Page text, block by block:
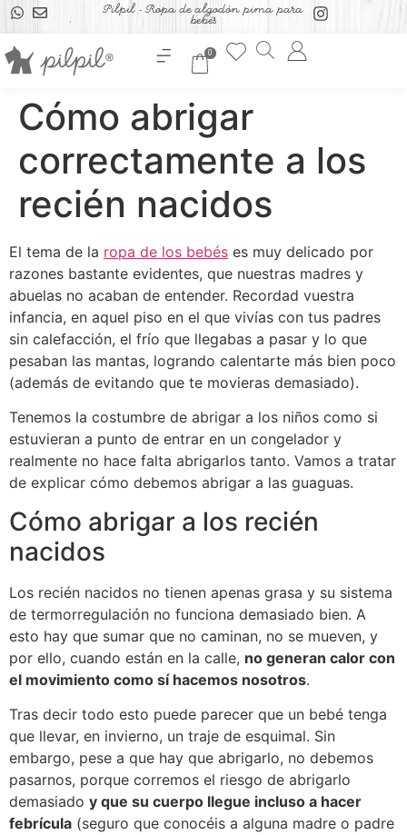
Pilpil - Ropa de algodón pima para
bebés
0
Cómo abrigar
correctamente a los
recién nacidos
El tema de la ropa de los bebés es muy delicado por
razones bastante evidentes, que nuestras madres y
abuelas no acaban de entender. Recordad vuestra
infancia, en aquel piso en el que vivías con tus padres
sin calefacción, el frío que llegabas a pasar y lo que
pesaban las mantas, logrando calentarte más bien poco
(además de evitando que te movieras demasiado).
Tenemos la costumbre de abrigar a los niños como si
estuvieran a punto de entrar en un congelador y
realmente no hace falta abrigarlos tanto. Vamos a tratar
de explicar cómo debemos abrigar a las guaguas.
Cómo abrigar a los recién
nacidos
Los recién nacidos no tienen apenas grasa y su sistema
de termorregulación no funciona demasiado bien. A
esto hay que sumar que no caminan, no se mueven, y
por ello, cuando están en la calle, no generan calor con
el movimiento como sí hacemos nosotros.
Tras decir todo esto puede parecer que un bebé tenga
que llevar, en invierno, un traje de esquimal. Sin
embargo, pese a que hay que abrigarlo, no debemos
pasarnos, porque corremos el riesgo de abrigarlo
demasiado y que su cuerpo llegue incluso a hacer
febrícula (seguro que conocéis a alguna madre o padre